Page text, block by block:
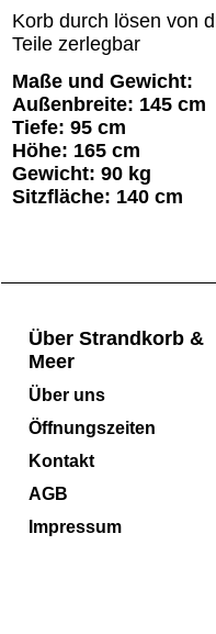
Korb durch lösen von
Teile zerlegbar
Maße und Gewicht:
Außenbreite: 145 cm
Tiefe: 95 cm
Höhe: 165 cm
Gewicht: 90 kg
Sitzfläche: 140 cm
Über Strandkorb &
Meer
Über uns
Öffnungszeiten
Kontakt
AGB
Impressum